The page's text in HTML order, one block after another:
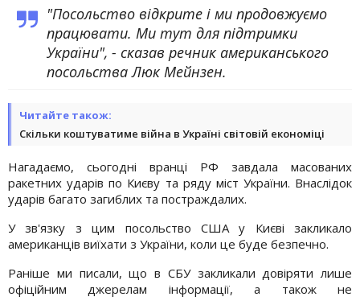
"Посольство відкрите і ми продовжуємо
працювати. Ми тут для підтримки
України", - сказав речник американського
посольства Люк Мейнзен.
Читайте також:
Скільки коштуватиме війна в Україні світовій економіці
Нагадаємо, сьогодні вранці РФ завдала масованих
ракетних ударів по Києву та ряду міст України. Внаслідок
ударів багато загиблих та постраждалих.
У зв'язку з цим посольство США у Києві закликало
американців виїхати з України, коли це буде безпечно.
Раніше ми писали, що в СБУ закликали довіряти лише
офіційним джерелам інформації, а також не